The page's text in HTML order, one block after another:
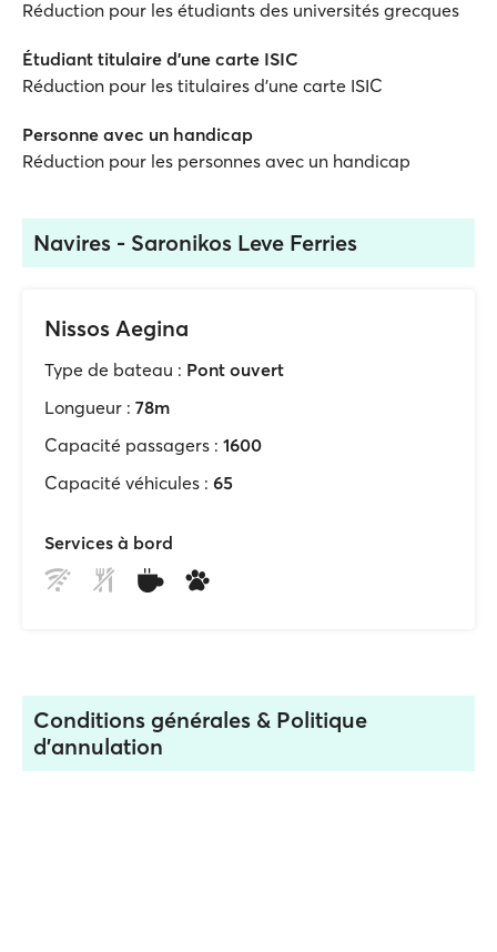
Réduction pour les étudiants des universités grecques
Étudiant titulaire d'une carte ISIC
Réduction pour les titulaires d'une carte ISIC
Personne avec un handicap
Réduction pour les personnes avec un handicap
Navires - Saronikos Leve Ferries
Nissos Aegina
Type de bateau : Pont ouvert
Longueur : 78m
Capacité passagers : 1600
Capacité véhicules : 65
Services à bord
Conditions générales & Politique
d'annulation